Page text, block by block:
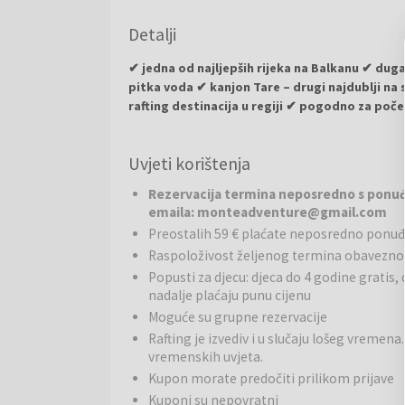
Detalji
✔ jedna od najljepših rijeka na Balkanu ✔
pitka voda ✔ kanjon Tare – drugi najdublji
rafting destinacija u regiji ✔ pogodno za
jedna je od najljepših rijeka na
km najduža je rijeka u Crnoj Gori. Posebno je
te po spektakularnom kanjonu koji se smatra
stvaraju jedinstven doživljaj za sve ljubitelje prirode.
Rafting:Rafting na rijeci Tari jedna je od
razine težine – od mirnijih dionica, pogodnih za
za iskusne raftere. Najpoznatija rafting dionica je
Doživljaj:Ovo jedinstveno iskustvo privlači brojne
jednog od najljepših kanjona na svijetu. Rafting na
prirodi.
Uvjeti korištenja
Rezervacija termina neposredno s
emaila: monteadventure@gmail.com
Preostalih 59 € plaćate neposredno
Raspoloživost željenog termina
Popusti za djecu: djeca do 4 godine
nadalje plaćaju punu cijenu
Moguće su grupne rezervacije
Rafting je izvediv i u slučaju lošeg
vremenskih uvjeta.
Kupon morate predočiti prilikom prijave
Kuponi su nepovratni